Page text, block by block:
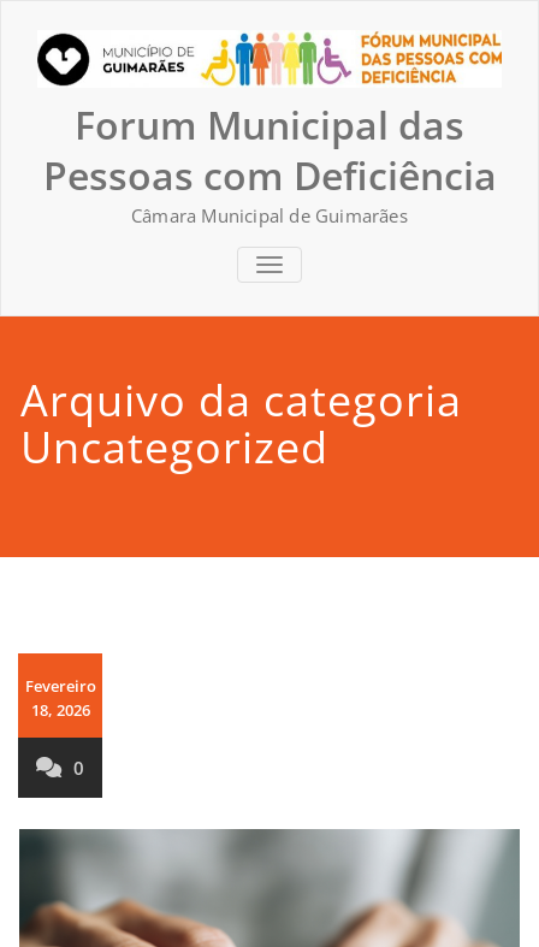
content
Forum Municipal das
Pessoas com Deficiência
Câmara Municipal de Guimarães
TOGGLE NAVIGATION
Arquivo da categoria
Uncategorized
Fevereiro
18, 2026
0